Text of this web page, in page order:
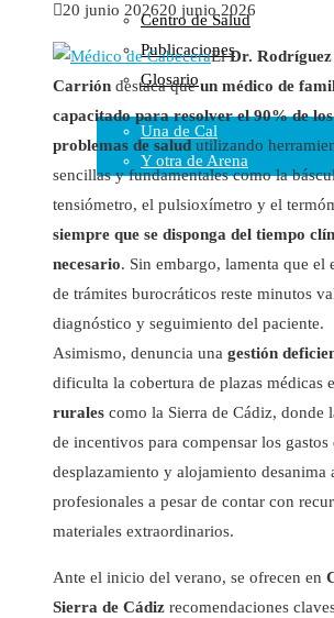
Cara Oscura Sanidad
Humor
Cal y Arena
Una de Cal
Y otra de Arena
Noticias Sanitarias
Newsletter
Centro de Salud
Publicaciones
Glosario
20 junio 202620 junio 2026
ElDr. Rodríguez
Carrión destaca queun médico de
capacitado para resolver el 90% de los
problemas de salud utilizando
sencillas y fundamentales como la
tensiómetro, el pulsioxímetro y el
siempre que se disponga del tiempo
necesario. Sin embargo, lamenta que el
de trámites burocráticos reste minutos
diagnóstico y seguimiento del paciente.
Asimismo, denuncia una gestión
dificulta la cobertura de plazas médicas
rurales como la Sierra de Cádiz, donde
de incentivos para compensar los gastos
desplazamiento y alojamiento desanima
profesionales a pesar de contar con
materiales extraordinarios.
Ante el inicio del verano, se ofrecen en
Sierra de Cádiz recomendaciones